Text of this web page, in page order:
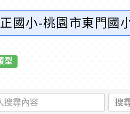
國小-桃園市東門國
型
搜